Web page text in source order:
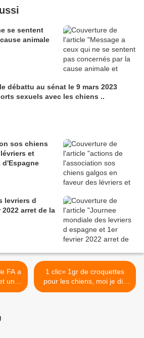
se sentent
animale
débattu au sénat le 9 mars 2023
sexuels avec les chiens ..
sos chiens
et
d'Espagne
levriers d
arret de la
un
1 clic= 1gr de croquettes
pour les chiens, moi je dis
on clic >